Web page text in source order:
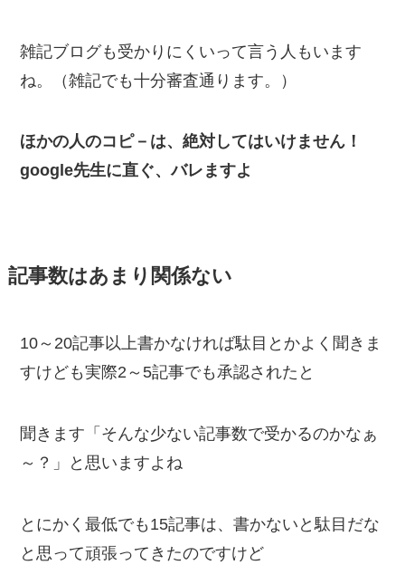
雑記ブログも受かりにくいって言う人もいます
ね。（雑記でも十分審査通ります。）
ほかの人のコピ－は、絶対してはいけません！
google先生に直ぐ、バレますよ
記事数はあまり関係ない
10～20記事以上書かなければ駄目とかよく聞きま
すけども実際2～5記事でも承認されたと
聞きます「そんな少ない記事数で受かるのかなぁ
～？」と思いますよね
とにかく最低でも15記事は、書かないと駄目だな
と思って頑張ってきたのですけど